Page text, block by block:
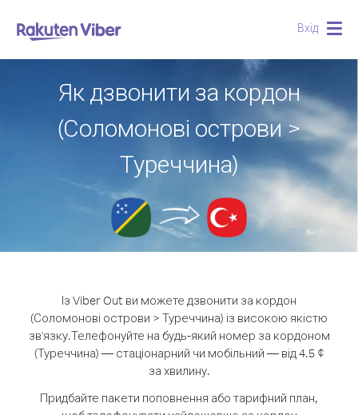
Вхід
Як дзвонити за кордон
(Соломонові острови >
Туреччина)
Із Viber Out ви можете дзвонити за кордон
(Соломонові острови > Туреччина) із високою якістю
зв'язку.Телефонуйте на будь-який номер за кордоном
(Туреччина) — стаціонарний чи мобільний — від 4.5 ¢
за хвилину.
Придбайте пакети поповнення або тарифний план,